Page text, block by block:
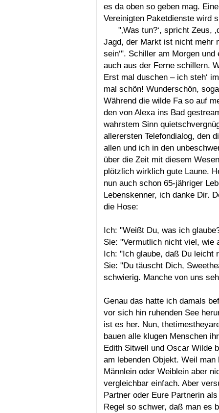
es da oben so geben mag.
Vereinigten Paketdienste wird
"‚Was tun?‘, spricht Zeus,
Jagd, der Markt ist nicht mehr
sein‘". Schiller am Morgen
auch aus der Ferne schillern.
Erst mal duschen – ich steh‘
mal schön! Wunderschön,
Während die wilde Fa so auf
den von Alexa ins Bad
wahrstem Sinn
allerersten Telefondialog, den
allen und ich in den
über die Zeit mit diesem
plötzlich wirklich gute Laune.
nun auch schon 65-jähriger
Lebenskenner, ich danke Dir.
die Hose:
Ich: "Weißt Du, was ich
Sie: "Vermutlich nicht viel,
Ich: "Ich glaube, daß Du leicht
Sie: "Du täuscht Dich,
schwierig. Manche von uns
Genau das hatte ich damals
vor sich hin ruhenden See
ist es her. Nun,
bauen alle klugen Menschen
Edith Sitwell und Oscar Wilde
am lebenden Objekt. Weil
Männlein oder Weiblein aber
vergleichbar einfach. Aber
Partner oder Eure Partnerin
Regel so schwer, daß man es